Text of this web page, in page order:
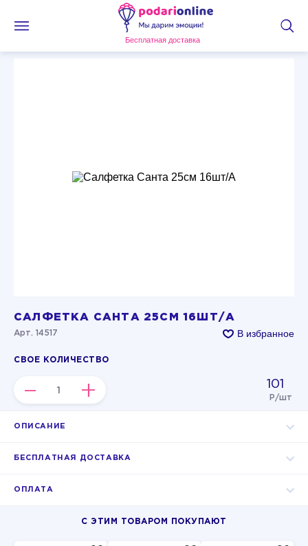
Бесплатная доставка
САЛФЕТКА САНТА 25СМ 16ШТ/А
Арт. 14517 В избранное
СВОЕ КОЛИЧЕСТВО
– + 101
Р/шт
ОПИСАНИЕ
БЕСПЛАТНАЯ ДОСТАВКА
ОПЛАТА
С ЭТИМ ТОВАРОМ ПОКУПАЮТ